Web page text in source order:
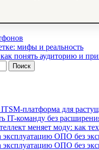
мифы и реальность
понять аудиторию и
платформа для
IT-команду без
меняет моду: как
эксплуатацию ОПО без
эксплуатацию ОПО без